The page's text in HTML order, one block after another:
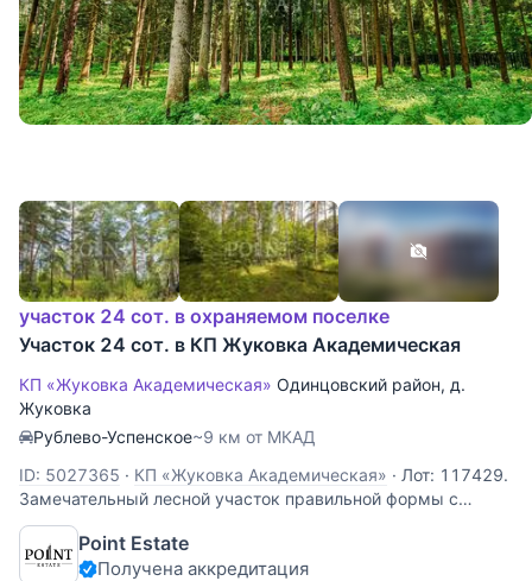
участок 24 сот. в охраняемом поселке
Участок 24 сот. в КП Жуковка Академическая
КП «Жуковка Академическая» Одинцовский район, д.
Жуковка
Рублево-Успенское~9 км от МКАД
ID: 5027365 · КП «Жуковка Академическая» · Лот: 117429.
Замечательный лесной участок правильной формы с
подведенными центральными коммуникациями, газ и
электричество по границе, в элитном коттеджном поселке
на Рублево-Успенском шоссе. Живописный лесной массив,
Point Estate
Получена аккредитация